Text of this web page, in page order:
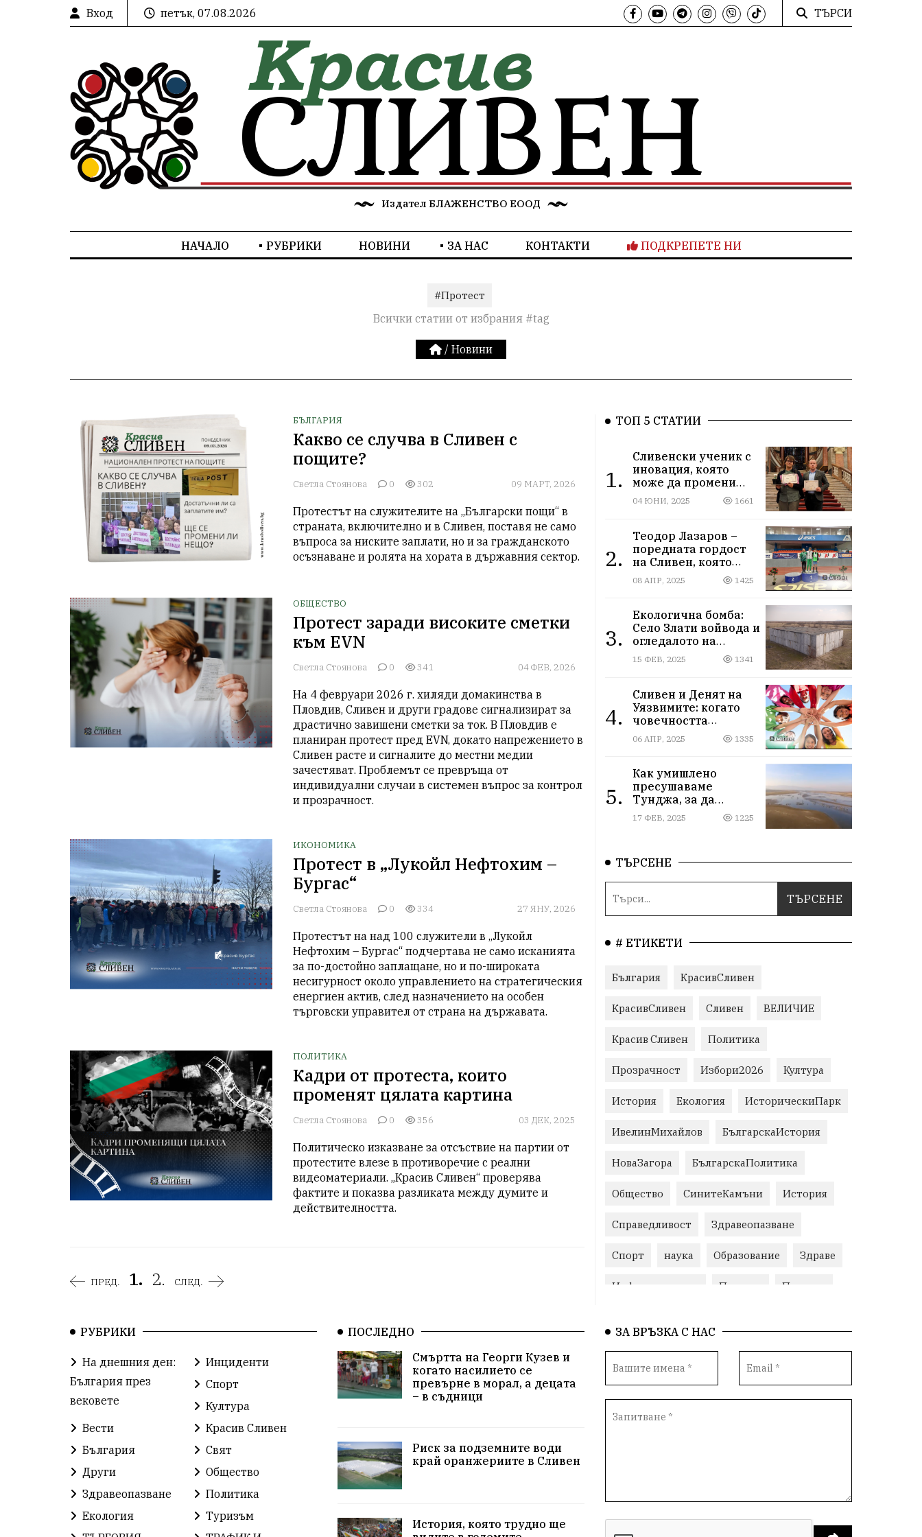
Вход петък, 07.08.2026 ТЪРСИ
Издател БЛАЖЕНСТВО ЕООД
НАЧАЛО РУБРИКИ НОВИНИ ЗА НАС КОНТАКТИ ПОДКРЕПЕТЕ НИ
#Протест
Всички статии от избрания #tag
/ Новини
БЪЛГАРИЯ
Какво се случва в Сливен с
пощите?
Светла Стоянова 0 302 09 МАРТ, 2026
Протестът на служителите на „Български пощи“ в
страната, включително и в Сливен, поставя не само
въпроса за ниските заплати, но и за гражданското
осъзнаване и ролята на хората в държавния сектор.
ОБЩЕСТВО
Протест заради високите сметки
към EVN
Светла Стоянова 0 341 04 ФЕВ, 2026
На 4 февруари 2026 г. хиляди домакинства в
Пловдив, Сливен и други градове сигнализират за
драстично завишени сметки за ток. В Пловдив е
планиран протест пред EVN, докато напрежението в
Сливен расте и сигналите до местни медии
зачестяват. Проблемът се превръща от
индивидуални случаи в системен въпрос за контрол
и прозрачност.
ИКОНОМИКА
Протест в „Лукойл Нефтохим –
Бургас“
Светла Стоянова 0 334 27 ЯНУ, 2026
Протестът на над 100 служители в „Лукойл
Нефтохим – Бургас“ подчертава не само исканията
за по-достойно заплащане, но и по-широката
несигурност около управлението на стратегическия
енергиен актив, след назначението на особен
търговски управител от страна на държавата.
ПОЛИТИКА
Кадри от протеста, които
променят цялата картина
Светла Стоянова 0 356 03 ДЕК, 2025
Политическо изказване за отсъствие на партии от
протестите влезе в противоречие с реални
видеоматериали. „Красив Сливен“ проверява
фактите и показва разликата между думите и
действителността.
ПРЕД. 1. 2. СЛЕД.
ТОП 5 СТАТИИ
1.
Сливенски ученик с
иновация, която
може да промени
света!
04 ЮНИ, 2025 1661
2.
Теодор Лазаров –
поредната гордост
на Сливен, която
лети към бъдещето
08 АПР, 2025 1425
3.
Екологична бомба:
Село Злати войвода и
огледалото на
управлението
15 ФЕВ, 2025 1341
4.
Сливен и Денят на
Уязвимите: когато
човечността
надмогва
предразсъдъците
06 АПР, 2025 1335
5.
Как умишлено
пресушаваме
Тунджа, за да
пълним Марица и…
джобовете на частни
17 ФЕВ, 2025 1225
ТЪРСЕНЕ
# ЕТИКЕТИ
България КрасивСливен
КрасивСливен Сливен ВЕЛИЧИЕ
Красив Сливен Политика
Прозрачност Избори2026 Култура
История Екология ИсторическиПарк
ИвелинМихайлов БългарскаИстория
НоваЗагора БългарскаПолитика
Общество СинитеКамъни История
Справедливост Здравеопазване
Спорт наука Образование Здраве
Инфраструктура Пеевски Протест
ОбщинаСливен Карандила Празник
ЛекаАтлетика
ОбщественИнтерес земеделие
ИсторияНаБългария САЩ
РУБРИКИ
На днешния ден:
България през
вековете
Инциденти
Спорт
Култура
Вести
Красив Сливен
България
Свят
Други
Общество
Здравеопазване
Политика
Екология
Туризъм
ПОСЛЕДНО
Смъртта на Георги Кузев и
когато насилието се
превърне в морал, а децата
– в съдници
Риск за подземните води
край оранжериите в Сливен
История, която трудно ще
ЗА ВРЪЗКА С НАС